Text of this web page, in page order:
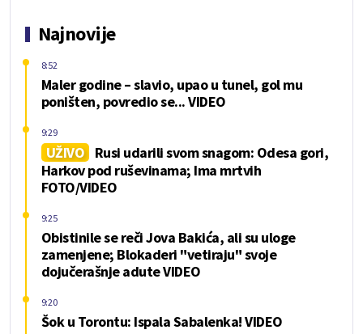
Najnovije
Maler godine – slavio, upao u tunel, gol mu
poništen, povredio se... VIDEO
8:52
UŽIVO
Rusi udarili svom snagom: Odesa gori,
Harkov pod ruševinama; Ima mrtvih
FOTO/VIDEO
9:29
Obistinile se reči Jova Bakića, ali su uloge
zamenjene; Blokaderi "vetiraju" svoje
dojučerašnje adute VIDEO
9:25
Šok u Torontu: Ispala Sabalenka! VIDEO
9:20